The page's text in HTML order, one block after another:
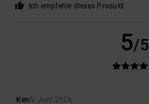
Ich empfehle dieses Produkt
5/5
Ken5. Juni 2026